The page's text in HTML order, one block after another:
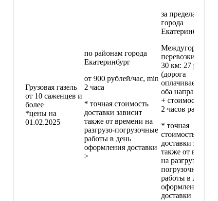
Грузовая газель
от 10 саженцев и
более
*цены на
01.02.2025
по районам города
Екатеринбург
от 900 рублей/час, min
2 часа
* точная стоимость
доставки зависит
также от времени на
разгрузо-погрузочные
работы в день
оформления доставки
>
за пределами
города
Екатеринбург
Междугородние
перевозки
30 км: 27 руб./км
(дорога
оплачивается в
оба направления
+ стоимость min
2 часов работы)
* точная
стоимость
доставки
также от
на разгрузо-
погрузочные
работы в день
оформления
доставки